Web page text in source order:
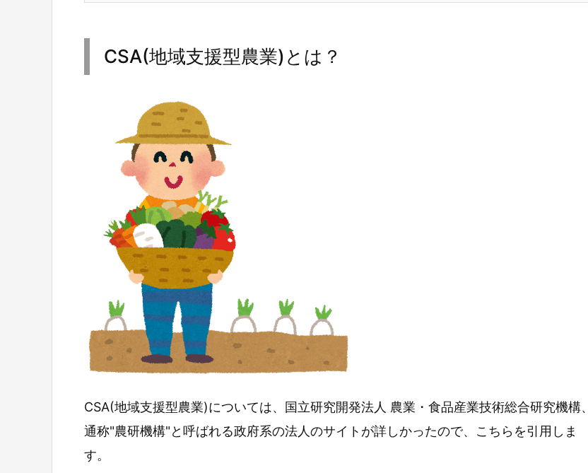
CSA(地域支援型農業)とは？
CSA(地域支援型農業)については、国立研究開発法人 農業・食品産業技術総合研究機構、
通称"農研機構"と呼ばれる政府系の法人のサイトが詳しかったので、こちらを引用しま
す。